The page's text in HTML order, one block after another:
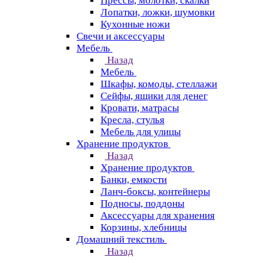
Лопатки, ложки, шумовки
Кухонные ножи
Свечи и аксессуары
Мебель
Назад
Мебель
Шкафы, комоды, стеллажи
Сейфы, ящики для денег
Кровати, матрасы
Кресла, стулья
Мебель для улицы
Хранение продуктов
Назад
Хранение продуктов
Банки, емкости
Ланч-боксы, контейнеры
Подносы, поддоны
Аксессуары для хранения
Корзины, хлебницы
Домашний текстиль
Назад